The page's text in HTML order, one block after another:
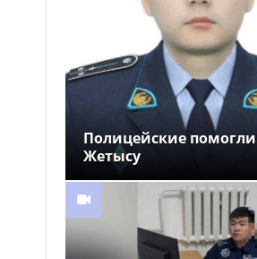
новые арт-композиции
украсили Алматы
Полиция предупреждает
граждан о новой схеме
телефонного мошенничества
Полицейские помогли
Жетысу